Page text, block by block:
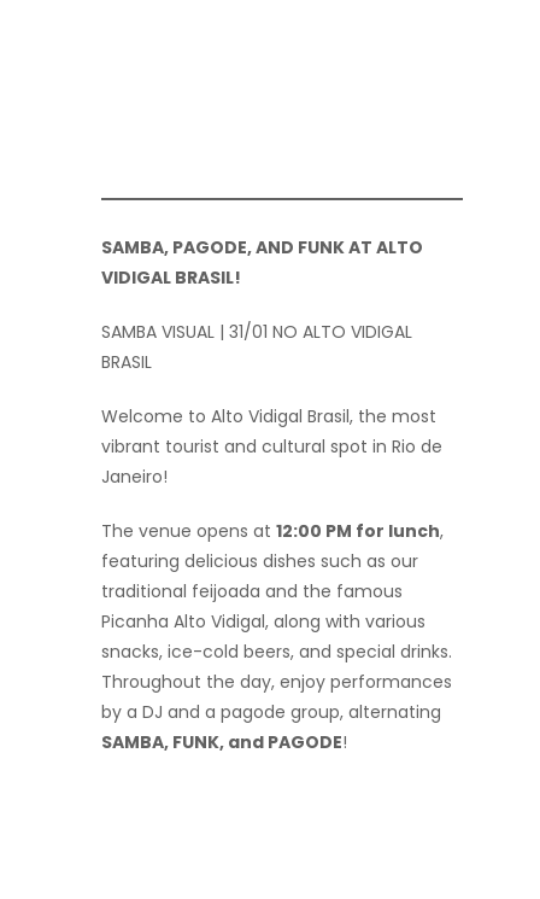
SAMBA, PAGODE, AND FUNK AT ALTO
VIDIGAL BRASIL!
SAMBA VISUAL | 31/01 NO ALTO VIDIGAL
BRASIL
Welcome to Alto Vidigal Brasil, the most
vibrant tourist and cultural spot in Rio de
Janeiro!
The venue opens at 12:00 PM for lunch,
featuring delicious dishes such as our
traditional feijoada and the famous
Picanha Alto Vidigal, along with various
snacks, ice-cold beers, and special drinks.
Throughout the day, enjoy performances
by a DJ and a pagode group, alternating
SAMBA, FUNK, and PAGODE!